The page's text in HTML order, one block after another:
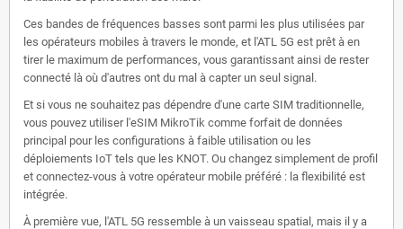
Ces bandes de fréquences basses sont parmi les plus utilisées par
les opérateurs mobiles à travers le monde, et l'ATL 5G est prêt à en
tirer le maximum de performances, vous garantissant ainsi de rester
connecté là où d'autres ont du mal à capter un seul signal.
Et si vous ne souhaitez pas dépendre d'une carte SIM traditionnelle,
vous pouvez utiliser l'eSIM MikroTik comme forfait de données
principal pour les configurations à faible utilisation ou les
déploiements IoT tels que les KNOT. Ou changez simplement de profil
et connectez-vous à votre opérateur mobile préféré : la flexibilité est
intégrée.
À première vue, l'ATL 5G ressemble à un vaisseau spatial, mais il y a